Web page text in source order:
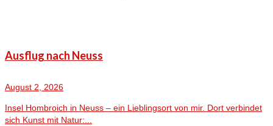
Ausflug nach Neuss
August 2, 2026
Insel Hombroich in Neuss – ein Lieblingsort von mir. Dort verbindet
sich Kunst mit Natur:...